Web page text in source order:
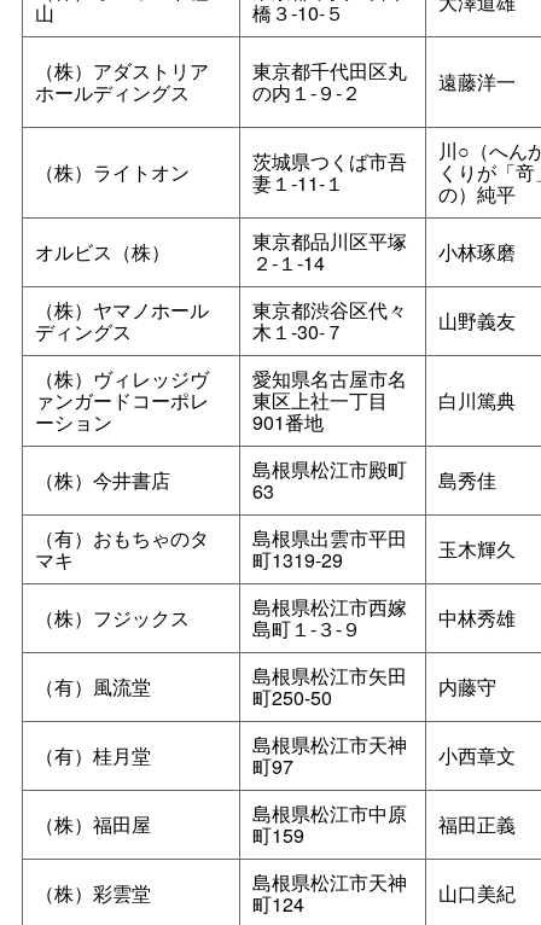
山 橋３‐10‐５
（株）アダストリア
ホールディングス
東京都千代田区丸
の内１‐９‐２ 遠藤洋一
（株）ライトオン 茨城県つくば市吾
妻１‐11‐１
川○（へん
くりが「
の）純平
オルビス（株） 東京都品川区平塚
２‐１‐14 小林琢磨
（株）ヤマノホール
ディングス
東京都渋谷区代々
木１‐30‐７ 山野義友
（株）ヴィレッジヴ
ァンガードコーポレ
ーション
愛知県名古屋市名
東区上社一丁目
901番地
白川篤典
（株）今井書店 島根県松江市殿町
63 島秀佳
（有）おもちゃのタ
マキ
島根県出雲市平田
町1319-29 玉木輝久
（株）フジックス 島根県松江市西嫁
島町１‐３‐９ 中林秀雄
（有）風流堂 島根県松江市矢田
町250-50 内藤守
（有）桂月堂 島根県松江市天神
町97 小西章文
（株）福田屋 島根県松江市中原
町159 福田正義
（株）彩雲堂 島根県松江市天神
町124 山口美紀